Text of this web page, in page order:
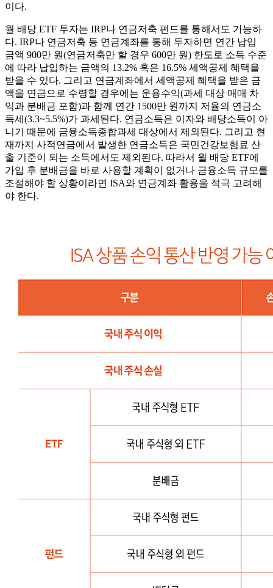
이다.
월 배당 ETF 투자는 IRP나 연금저축 펀드를 통해서도 가능하
다. IRP나 연금저축 등 연금계좌를 통해 투자하면 연간 납입
금액 900만 원(연금저축만 할 경우 600만 원) 한도로 소득 수준
에 따라 납입하는 금액의 13.2% 혹은 16.5% 세액공제 혜택을
받을 수 있다. 그리고 연금계좌에서 세액공제 혜택을 받은 금
액을 연금으로 수령할 경우에는 운용수익(과세 대상 매매 차
익과 분배금 포함)과 함께 연간 1500만 원까지 저율의 연금소
득세(3.3~5.5%)가 과세된다. 연금소득은 이자와 배당소득이 아
니기 때문에 금융소득종합과세 대상에서 제외된다. 그리고 현
재까지 사적연금에서 발생한 연금소득은 국민건강보험료 산
출 기준이 되는 소득에서도 제외된다. 따라서 월 배당 ETF에
가입 후 분배금을 바로 사용할 계획이 없거나 금융소득 규모를
조절해야 할 상황이라면 ISA와 연금계좌 활용을 적극 고려해
야 한다.